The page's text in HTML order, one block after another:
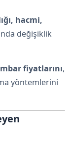
hacmi,
değişiklik
fiyatlarını,
yöntemlerini